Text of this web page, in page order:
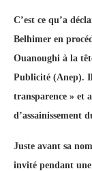
C’est ce qu’a
Belhimer en
Ouanoughi à la
Publicité (Anep). Il
transparence » et
d’assainissement
Juste avant sa
invité pendant